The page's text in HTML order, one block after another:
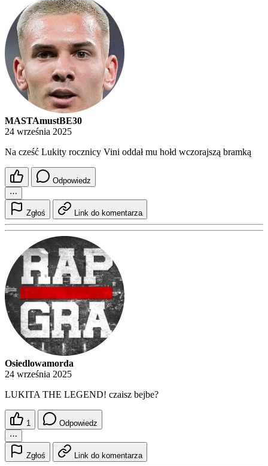
MASTAmustBE30
24 września 2025
Na cześć Lukity rocznicy Vini oddał mu hołd wczorajszą bramką
Odpowiedz
⋯
Zgłoś Link do komentarza
Osiedlowamorda
24 września 2025
LUKITA THE LEGEND! czaisz bejbe?
1
Odpowiedz
⋯
Zgłoś Link do komentarza